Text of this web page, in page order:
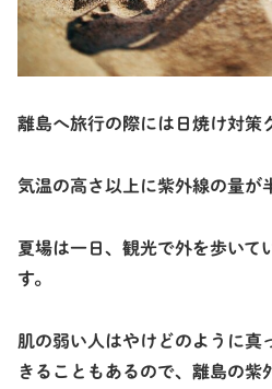
離島へ旅行の際には日焼け対策
気温の高さ以上に紫外線の量が
夏場は一日、観光で外を歩いて
す。
肌の弱い人はやけどのように真
きることもあるので、離島の紫